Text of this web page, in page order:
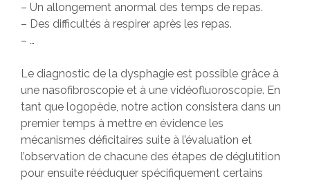
– Un allongement anormal des temps de repas.
– Des difficultés à respirer après les repas.
– …
Le diagnostic de la dysphagie est possible grâce à
une nasofibroscopie et à une vidéofluoroscopie. En
tant que logopède, notre action consistera dans un
premier temps à mettre en évidence les
mécanismes déficitaires suite à l’évaluation et
l’observation de chacune des étapes de déglutition
pour ensuite rééduquer spécifiquement certains